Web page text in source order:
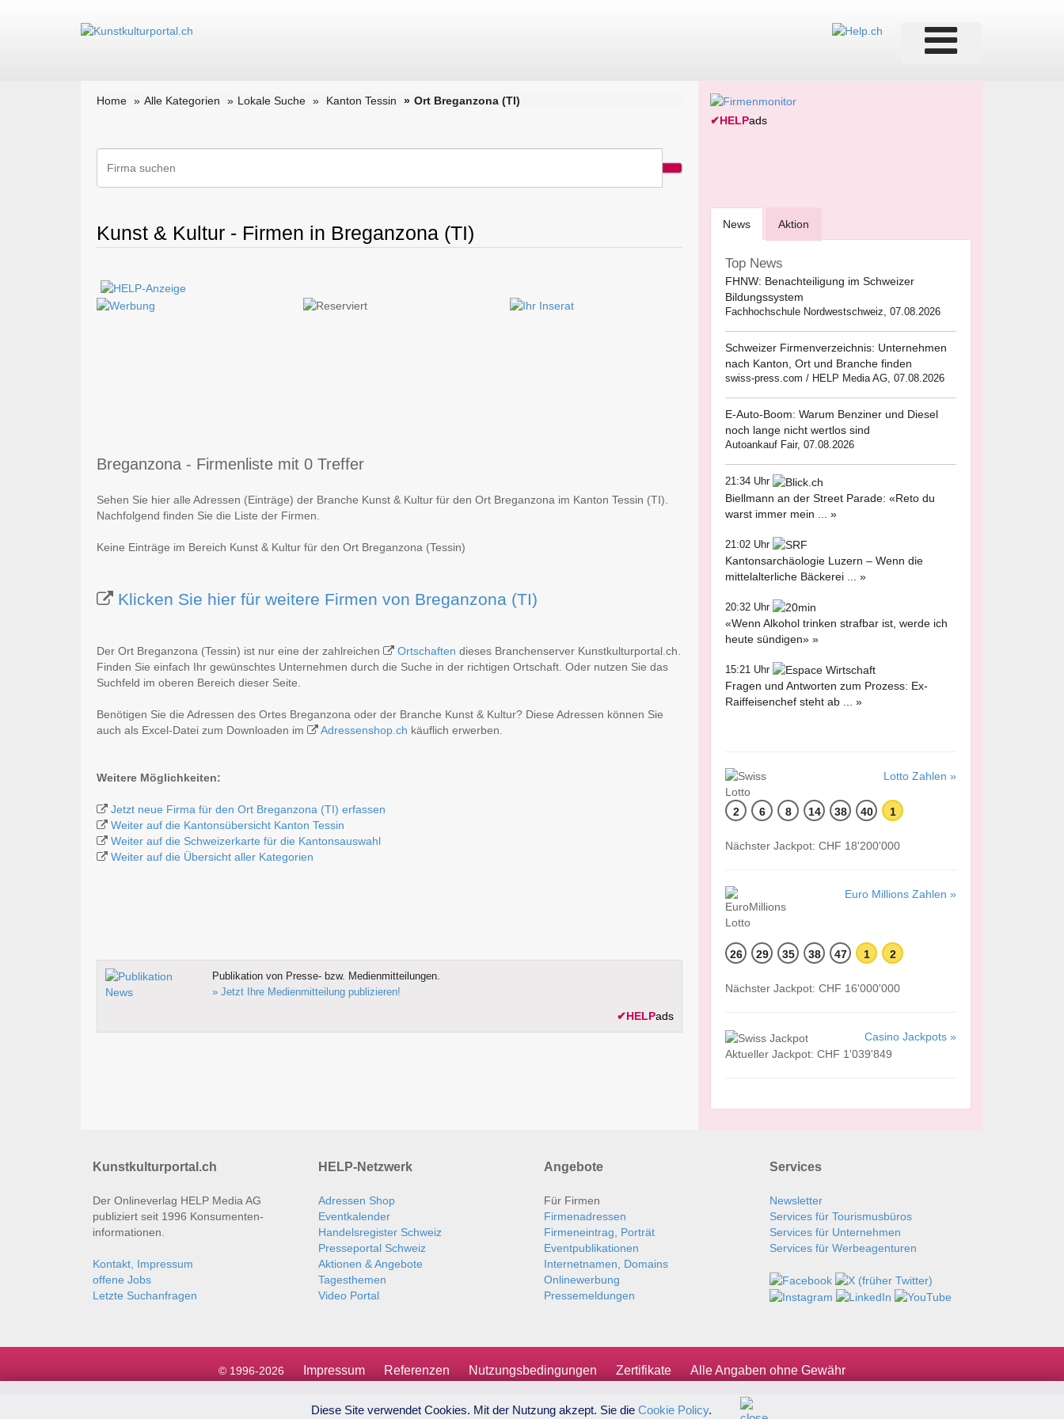
Home Alle Kategorien Lokale Suche Kanton Tessin Ort Breganzona (TI)
Kunst & Kultur - Firmen in Breganzona (TI)
Breganzona - Firmenliste mit 0 Treffer
Sehen Sie hier alle Adressen (Einträge) der Branche Kunst & Kultur für den Ort Breganzona im Kanton Tessin (TI).
Nachfolgend finden Sie die Liste der Firmen.
Keine Einträge im Bereich Kunst & Kultur für den Ort Breganzona (Tessin)
Klicken Sie hier für weitere Firmen von Breganzona (TI)
Der Ort Breganzona (Tessin) ist nur eine der zahlreichen Ortschaften dieses Branchenserver Kunstkulturportal.ch.
Finden Sie einfach Ihr gewünschtes Unternehmen durch die Suche in der richtigen Ortschaft. Oder nutzen Sie das
Suchfeld im oberen Bereich dieser Seite.
Benötigen Sie die Adressen des Ortes Breganzona oder der Branche Kunst & Kultur? Diese Adressen können Sie
auch als Excel-Datei zum Downloaden im
Adressenshop.ch käuflich erwerben.
Weitere Möglichkeiten:
Jetzt neue Firma für den Ort Breganzona (TI) erfassen
Weiter auf die Kantonsübersicht Kanton Tessin
Weiter auf die Schweizerkarte für die Kantonsauswahl
Weiter auf die Übersicht aller Kategorien
Publikation von Presse- bzw. Medienmitteilungen.
» Jetzt Ihre Medienmitteilung publizieren!
✔HELPads
✔HELPads
News Aktion
Top News
FHNW: Benachteiligung im Schweizer
Bildungssystem
Fachhochschule Nordwestschweiz, 07.08.2026
Schweizer Firmenverzeichnis: Unternehmen
nach Kanton, Ort und Branche finden
swiss-press.com / HELP Media AG, 07.08.2026
E-Auto-Boom: Warum Benziner und Diesel
noch lange nicht wertlos sind
Autoankauf Fair, 07.08.2026
21:34 Uhr
Biellmann an der Street Parade: «Reto du
warst immer mein ... »
21:02 Uhr
Kantonsarchäologie Luzern – Wenn die
mittelalterliche Bäckerei ... »
20:32 Uhr
«Wenn Alkohol trinken strafbar ist, werde ich
heute sündigen» »
15:21 Uhr
Fragen und Antworten zum Prozess: Ex-
Raiffeisenchef steht ab ... »
Lotto Zahlen »
2 6 8 14 38 40 1
Nächster Jackpot: CHF 18'200'000
Euro Millions Zahlen »
26 29 35 38 47 1 2
Nächster Jackpot: CHF 16'000'000
Casino Jackpots »
Aktueller Jackpot: CHF 1'039'849
Kunstkulturportal.ch
Der Onlineverlag HELP Media AG
publiziert seit 1996 Konsumenten­
informationen.
Kontakt, Impressum
offene Jobs
Letzte Suchanfragen
HELP-Netzwerk
Adressen Shop
Eventkalender
Handelsregister Schweiz
Presseportal Schweiz
Aktionen & Angebote
Tagesthemen
Video Portal
Angebote
Für Firmen
Firmenadressen
Firmeneintrag, Porträt
Eventpublikationen
Internetnamen, Domains
Onlinewerbung
Pressemeldungen
Services
Newsletter
Services für Tourismusbüros
Services für Unternehmen
Services für Werbeagenturen
© 1996-2026 Impressum Referenzen Nutzungsbedingungen Zertifikate Alle Angaben ohne Gewähr
Diese Site verwendet Cookies. Mit der Nutzung akzept. Sie die Cookie Policy.